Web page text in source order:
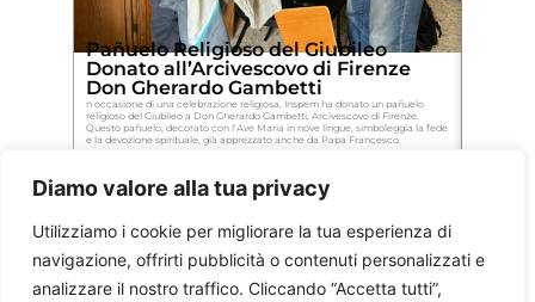
Diamo valore alla tua privacy
Utilizziamo i cookie per migliorare la tua esperienza di
navigazione, offrirti pubblicità o contenuti personalizzati e
analizzare il nostro traffico. Cliccando “Accetta tutti”,
Pañuelo Religioso del Giubileo
Donato all’Arcivescovo di Firenze
Don Gherardo Gambetti
n occasione di una celebrazione religiosa, Inspem ha donato un pañuelo
religioso del Giubileo a Don Gherardo Gambetti, Arcivescovo di Firenze.
Questo pañuelo, decorato con l’Ave Maria in nove lingue, simboleggia la fede
e la devozione spirituale, già apprezzato anche da Papa Francesco.